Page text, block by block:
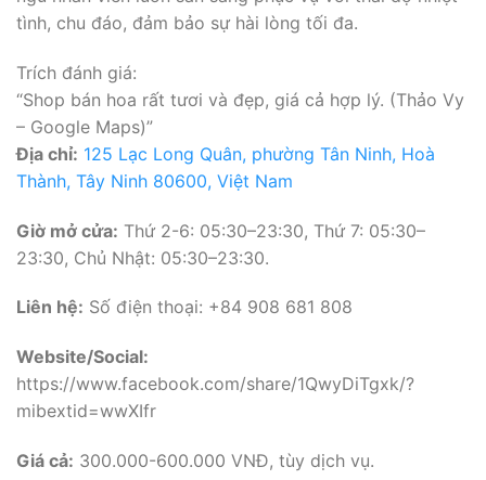
tình, chu đáo, đảm bảo sự hài lòng tối đa.
Trích đánh giá:
“Shop bán hoa rất tươi và đẹp, giá cả hợp lý. (Thảo Vy
– Google Maps)”
Địa chỉ: 125 Lạc Long Quân, phường Tân Ninh, Hoà
Thành, Tây Ninh 80600, Việt Nam
Giờ mở cửa: Thứ 2-6: 05:30–23:30, Thứ 7: 05:30–
23:30, Chủ Nhật: 05:30–23:30.
Liên hệ: Số điện thoại: +84 908 681 808
Website/Social:
https://www.facebook.com/share/1QwyDiTgxk/?
mibextid=wwXIfr
Giá cả: 300.000-600.000 VNĐ, tùy dịch vụ.